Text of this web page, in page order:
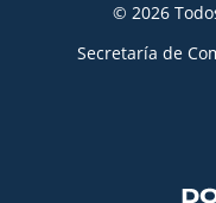
© 2026
Secretaría de